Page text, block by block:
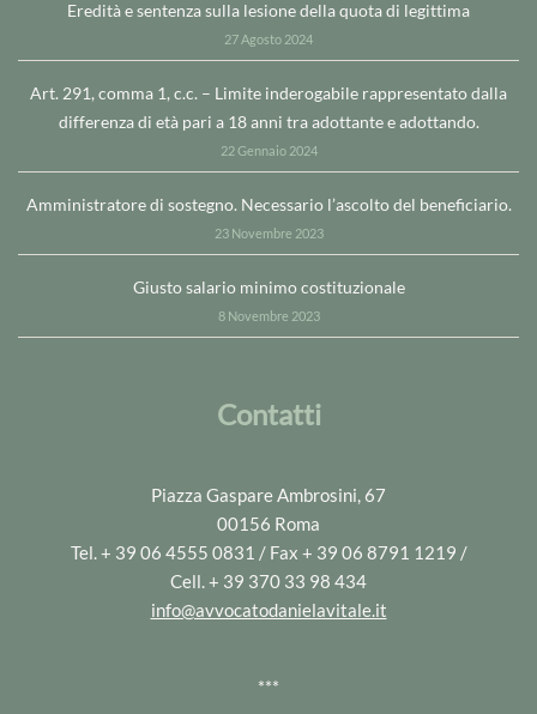
Eredità e sentenza sulla lesione della quota di legittima
27 Agosto 2024
Art. 291, comma 1, c.c. – Limite inderogabile rappresentato dalla
differenza di età pari a 18 anni tra adottante e adottando.
22 Gennaio 2024
Amministratore di sostegno. Necessario l’ascolto del beneficiario.
23 Novembre 2023
Giusto salario minimo costituzionale
8 Novembre 2023
Contatti
Piazza Gaspare Ambrosini, 67
00156 Roma
Tel. + 39 06 4555 0831 / Fax + 39 06 8791 1219 /
Cell. + 39 370 33 98 434
info@avvocatodanielavitale.it
***